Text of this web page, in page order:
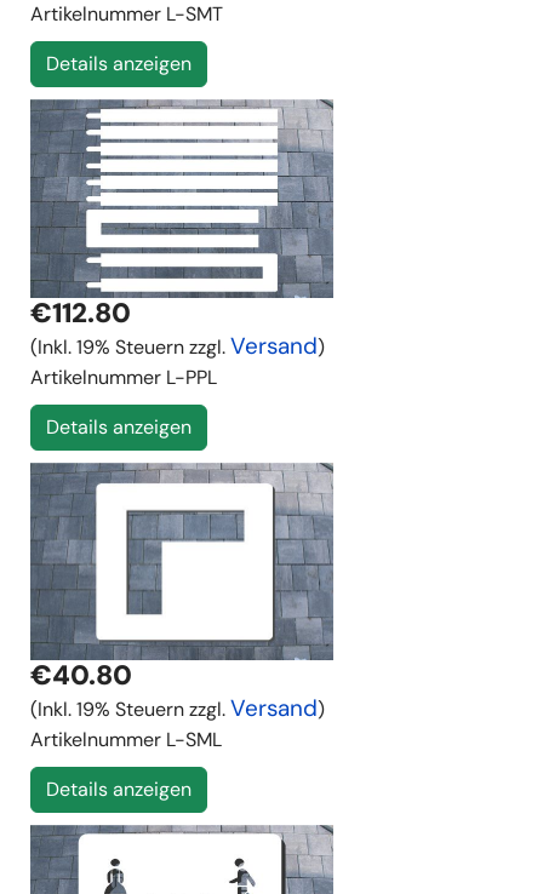
Artikelnummer L-SMT
Details anzeigen
€112.80
(Inkl. 19% Steuern zzgl.Versand)
Artikelnummer L-PPL
Details anzeigen
€40.80
(Inkl. 19% Steuern zzgl.Versand)
Artikelnummer L-SML
Details anzeigen